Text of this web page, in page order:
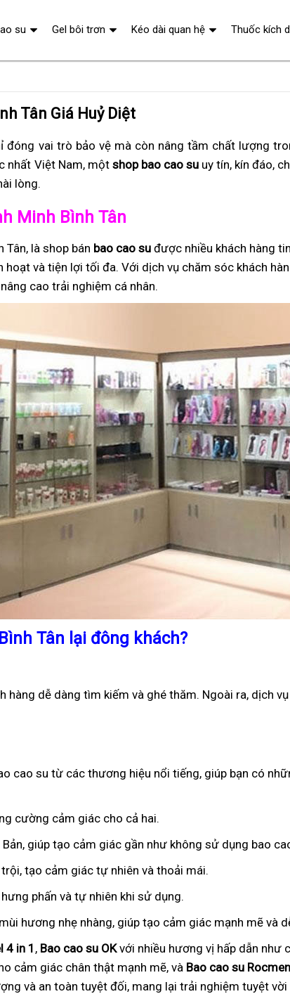
Tân Giá Huỷ Diệt
đóng vai trò bảo vệ mà còn nâng tầm chất lượng
nhất Việt Nam, một shop bao cao suuy tín, kín đáo,
lòng.
Minh Bình Tân
Tân, là shop bán bao cao su được nhiều khách hàng
và tiện lợi tối đa. Với dịch vụ chăm sóc khách
cao trải nghiệm cá nhân.
Tân lại đông khách?
dễ dàng tìm kiếm và ghé thăm. Ngoài ra, dịch
cao su từ các thương hiệu nổi tiếng, giúp bạn có
cường cảm giác cho cả hai.
giúp tạo cảm giác gần như không sử dụng bao
tạo cảm giác tự nhiên và thoải mái.
phấn và tự nhiên khi sử dụng.
hương nhẹ nhàng, giúp tạo cảm giác mạnh mẽ và
4 in 1 , Bao cao su OKvới nhiều hương vị hấp dẫn như
cảm giác chân thật mạnh mẽ, và Bao cao su Rocmen
và an toàn tuyệt đối, mang lại trải nghiệm tuyệt
su Gel bôi trơn Kéo dài quan hệ Thuốc kích